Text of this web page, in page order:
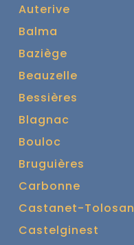
Auterive
Balma
Baziège
Beauzelle
Bessières
Blagnac
Bouloc
Bruguières
Carbonne
Castanet-Tolosan
Castelginest